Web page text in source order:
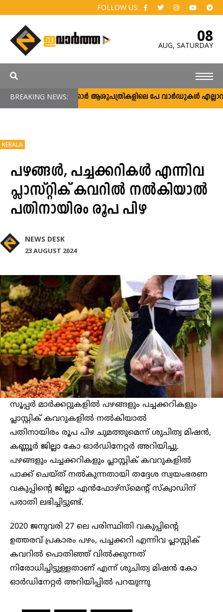
FOLLOW US:
08
AUG, SATURDAY
BREAKING NEWS:സർക്കാർ ആശുപത്രികളിലെ പേ വാർഡുകൾ
KERALA
പഴങ്ങള്‍, പച്ചക്കറികള്‍ എന്നിവ
പ്ലാസ്റ്റിക് കവറില്‍ നല്‍കിയാൽ
പതിനായിരം രൂപ പിഴ
NEWS DESK
23 AUGUST 2024
സൂപ്പര്‍ മാര്‍ക്കറ്റുകളിൽ പഴങ്ങളും പച്ചക്കറികളും
പ്ലാസ്റ്റിക് കവറുകളില്‍ നൽകിയാൽ
പതിനായിരം രൂപ പിഴ ചുമത്തുമെന്ന് ശുചിത്വ മിഷന്‍,
കണ്ണൂർ ജില്ലാ കോ ഓര്‍ഡിനേറ്റര്‍ അറിയിച്ചു.
പഴങ്ങളും പച്ചക്കറികളും പ്ലാസ്റ്റിക് കവറുകളില്‍
പാക്ക് ചെയ്ത് നല്‍കുന്നതായി തദ്ദേശ സ്വയംഭരണ
വകുപ്പിന്റെ ജില്ലാ എന്‍ഫോഴ്‌സ്‌മെന്റ് സ്‌ക്വാഡിന്
പരാതി ലഭിച്ചിട്ടുണ്ട്.
2020 ജനുവരി 27 ലെ പരിസ്ഥിതി വകുപ്പിന്റെ
ഉത്തരവ് പ്രകാരം പഴം, പച്ചക്കറി എന്നിവ പ്ലാസ്റ്റിക്
കവറില്‍ പൊതിഞ്ഞ് വില്‍ക്കുന്നത്
നിരോധിച്ചിട്ടുള്ളതാണ് എന്ന് ശുചിത്വ മിഷൻ കോ
ഓർഡിനേറ്റർ അറിയിപ്പിൽ പറയുന്നു